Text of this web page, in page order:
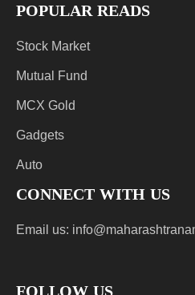
POPULAR READS
Stock Market
Mutual Fund
MCX Gold
Gadgets
Auto
CONNECT WITH US
Email us: